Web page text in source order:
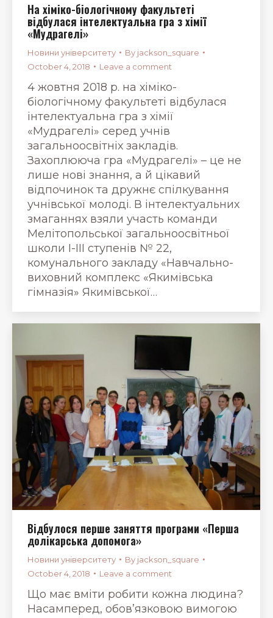
На хіміко-біологічному факультеті
відбулася інтелектуальна гра з хімії
«Мудрагелі»
Новини університету By jackson_square
October 4, 2018
Leave a comment
4 жовтня 2018 р. на хіміко-
біологічному факультеті відбулася
інтелектуальна гра з хімії
«Мудрагелі» серед учнів
загальноосвітніх закладів.
Захоплююча гра «Мудрагелі» – це не
лише нові знання, а й цікавий
відпочинок та дружнє спілкування
учнівської молоді. В інтелектуальних
змаганнях взяли участь команди
Мелітопольської загальноосвітньої
школи І-ІІІ ступенів № 22,
комунального закладу «Навчально-
виховний комплекс «Якимівська
гімназія» Якимівської…
Відбулося перше заняття програми «Перша
долікарська допомога»
Новини університету By jackson_square
October 4, 2018
Leave a comment
Що має вміти робити кожна людина?
Насамперед, обов’язковою вимогою